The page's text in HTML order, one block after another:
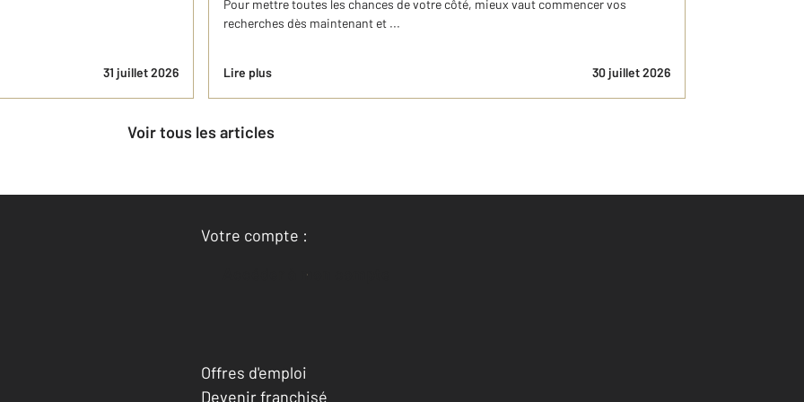
31 juillet 2026
Pour mettre toutes les chances de votre côté, mieux vaut commencer vos
recherches dès maintenant et ...
Lire plus 30 juillet 2026
Voir tous les articles
Votre compte :
Accéder à mon compte
Offres d'emploi
Devenir franchisé